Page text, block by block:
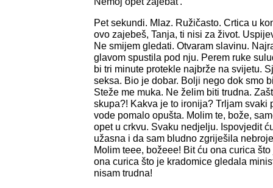
Pet sekundi. Mlaz. Ružičasto. Crtica u
ovo zajebeš, Tanja, ti nisi za život.
Ne smijem gledati. Otvaram slavinu.
glavom spustila pod nju. Perem ruke
bi tri minute protekle najbrže na svijetu.
seksa. Bio je dobar. Bolji nego dok smo
Steže me muka. Ne želim biti trudna.
skupa?! Kakva je to ironija? Trljam svaki
vode pomalo opušta. Molim te, bože,
opet u crkvu. Svaku nedjelju. Ispovjedit
užasna i da sam bludno zgriješila
Molim teee, božeee! Bit ću ona curica
ona curica što je kradomice gledala
nisam trudna!